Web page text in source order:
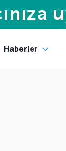
Haberler